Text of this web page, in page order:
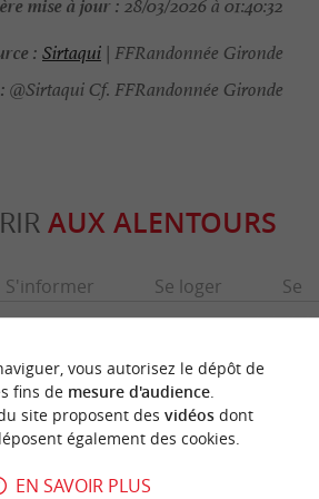
28/03/2026 à 01:40:32
: Sirtaqui | FFRandonnée Gironde
@Sirtaqui Cf. FFRandonnée Gironde
AUX ALENTOURS
S'informer Se loger Se
vous autorisez le dépôt de
fins de mesure d'audience.
site proposent des vidéosdont
également des cookies.
EN SAVOIR PLUS